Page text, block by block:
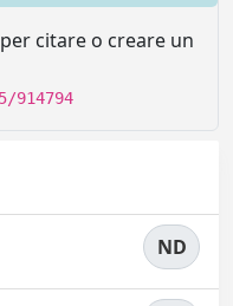
citare o creare un
914794
ND